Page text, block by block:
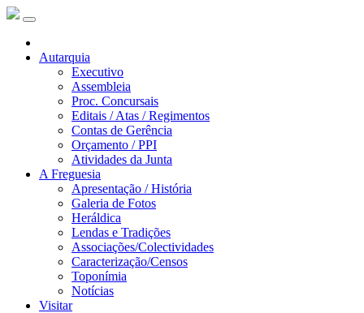
Autarquia
Executivo
Assembleia
Proc. Concursais
Editais / Atas / Regimentos
Contas de Gerência
Orçamento / PPI
Atividades da Junta
A Freguesia
Apresentação / História
Galeria de Fotos
Heráldica
Lendas e Tradições
Associações/Colectividades
Caracterização/Censos
Toponímia
Notícias
Visitar